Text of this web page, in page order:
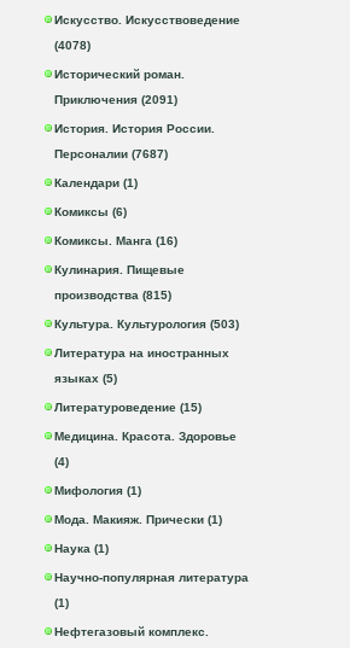
Искусство. Искусствоведение
(4078)
Исторический роман.
Приключения (2091)
История. История России.
Персоналии (7687)
Календари (1)
Комиксы (6)
Комиксы. Манга (16)
Кулинария. Пищевые
производства (815)
Культура. Культурология (503)
Литература на иностранных
языках (5)
Литературоведение (15)
Медицина. Красота. Здоровье
(4)
Мифология (1)
Мода. Макияж. Прически (1)
Наука (1)
Научно-популярная литература
(1)
Нефтегазовый комплекс.